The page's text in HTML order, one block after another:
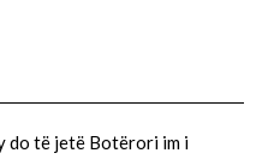
do të jetë Botërori im i